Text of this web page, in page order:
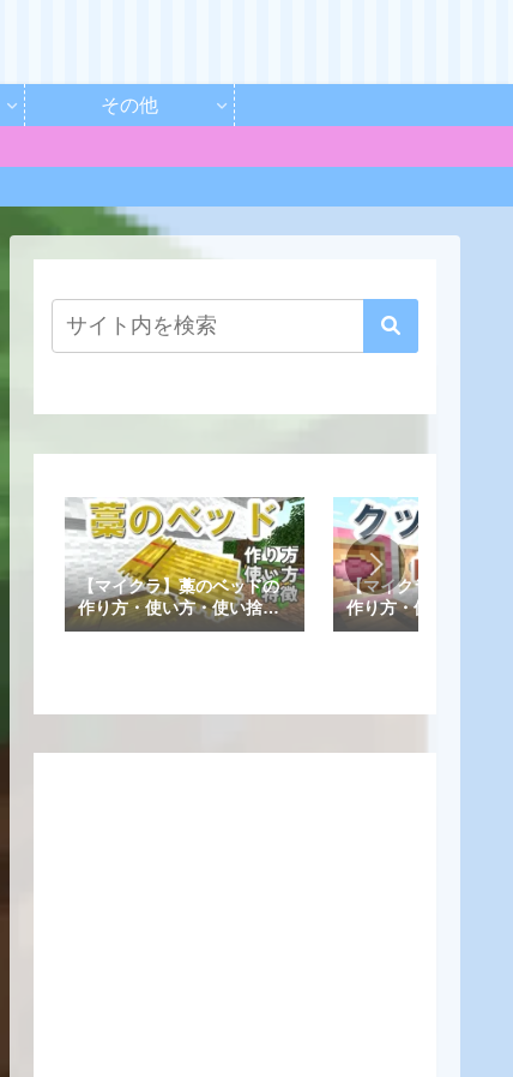
その他
【マイクラ】藁のベッドの
作り方・使い方・使い捨て
など特徴を解説！【統合
【マイクラ】クッシ
作り方・使い方・設
や高さ調整一覧など